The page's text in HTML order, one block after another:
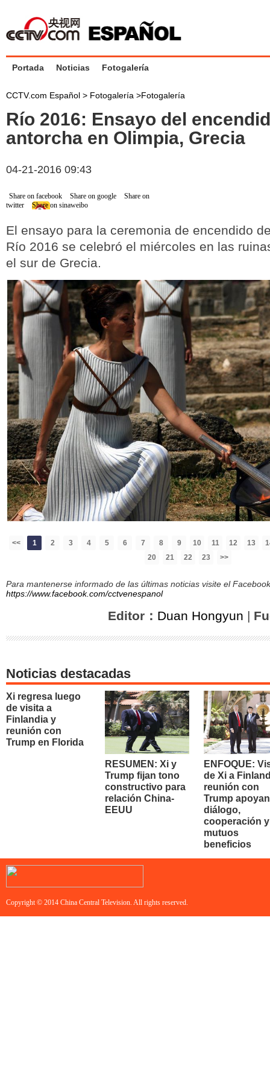
Portada Noticias Fotogalería
CCTV.com Español > Fotogalería >Fotogalería
Río 2016: Ensayo del
antorcha en Olimpia, Grecia
04-21-2016 09:43
Share on facebook Share on google
Share on
twitter
Share on sinaweibo
El ensayo para la ceremonia de encendido
Río 2016 se celebró el miércoles en las
el sur de Grecia.
<< 1 2 3 4 5 6 7 8 9 10 11 12 13
20
21 22 23 >>
Para mantenerse informado de las últimas noticias visite el
https://www.facebook.com/cctvenespanol
Editor： Duan Hongyun |
Noticias destacadas
Xi regresa luego
de visita a
Finlandia y
reunión con
Trump en Florida
RESUMEN: Xi y
Trump fijan tono
constructivo para
relación China-
EEUU
ENFOQUE:
de Xi a
reunión con
Trump apoyan
diálogo,
cooperación y
mutuos
beneficios
Copyright © 2014 China Central Television. All rights reserved.